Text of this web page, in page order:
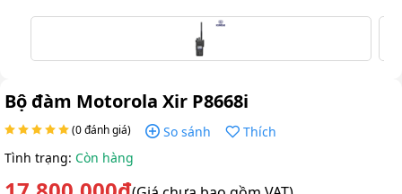
Bộ đàm Motorola Xir P8668i
(0 đánh giá) So sánh
Thích
Tình trạng: Còn hàng